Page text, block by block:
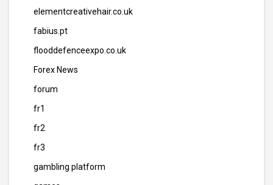
elementcreativehair.co.uk
fabius.pt
flooddefenceexpo.co.uk
Forex News
forum
fr1
fr2
fr3
gambling platform